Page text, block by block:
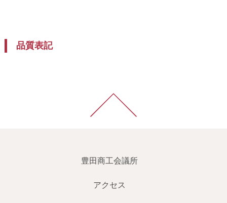
品質表記
豊田商工会議所
アクセス